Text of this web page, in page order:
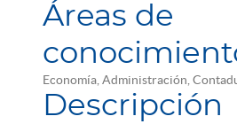
Áreas de
Economía, Administración,
Descripción